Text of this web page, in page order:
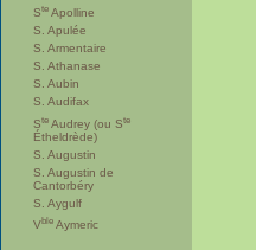
Ste Apolline
S. Apulée
S. Armentaire
S. Athanase
S. Aubin
S. Audifax
Ste Audrey (ou Ste
Étheldrède)
S. Augustin
S. Augustin de
Cantorbéry
S. Aygulf
Vble Aymeric